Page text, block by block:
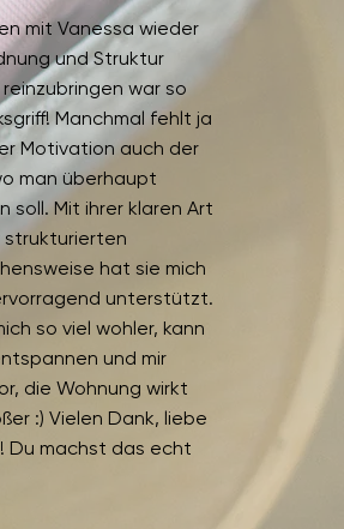
mit Vanessa wieder
und Struktur
war so
Manchmal fehlt ja
Motivation auch der
man überhaupt
soll. Mit ihrer klaren Art
strukturierten
hat sie mich
unterstützt.
so viel wohler, kann
und mir
die Wohnung wirkt
:) Vielen Dank, liebe
Du machst das echt